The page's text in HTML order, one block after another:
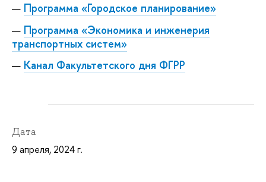
Программа «Городское планирование»
Программа «Экономика и инженерия
транспортных систем»
Канал Факультетского дня ФГРР
Дата
9 апреля, 2024 г.